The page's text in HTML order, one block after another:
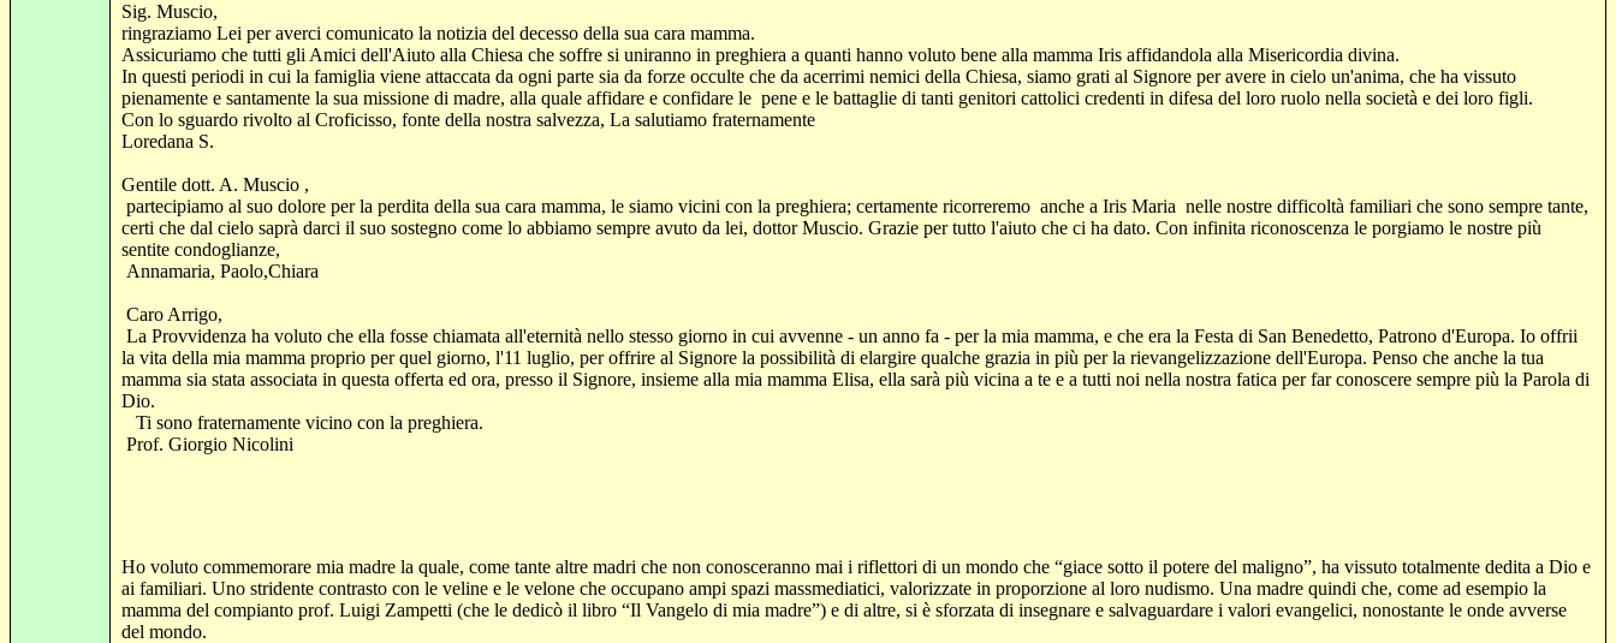
Sig. Muscio,
ringraziamo Lei per averci comunicato la notizia del decesso della sua cara mamma.
Assicuriamo che tutti gli Amici dell'Aiuto alla Chiesa che soffre si uniranno in preghiera a quanti hanno voluto bene alla mamma Iris affidandola alla Misericordia divina.
In questi periodi in cui la famiglia viene attaccata da ogni parte sia da forze occulte che da acerrimi nemici della Chiesa, siamo grati al Signore per avere in cielo un'anima, che ha vissuto
pienamente e santamente la sua missione di madre, alla quale affidare e confidare le pene e le battaglie di tanti genitori cattolici credenti in difesa del loro ruolo nella società e dei loro figli.
Con lo sguardo rivolto al Croficisso, fonte della nostra salvezza, La salutiamo fraternamente
Loredana S.
Gentile dott. A. Muscio ,
partecipiamo al suo dolore per la perdita della sua cara mamma, le siamo vicini con la preghiera; certamente ricorreremo anchea Iris Maria nelle nostre difficoltà familiari che sono sempre tante,
certi che dal cielo saprà darci il suo sostegno come lo abbiamo sempre avuto da lei, dottor Muscio. Grazie per tutto l'aiuto che ci ha dato. Con infinita riconoscenza le porgiamo le nostre più
sentite condoglianze,
Annamaria, Paolo,Chiara
Caro Arrigo,
La Provvidenza ha voluto che ella fosse chiamata all'eternità nello stesso giorno in cui avvenne - un anno fa - per la mia mamma, e che era la Festa di San Benedetto, Patrono d'Europa. Io offrii
la vita della mia mamma proprio per quel giorno, l'11 luglio, per offrire al Signore la possibilità di elargire qualche grazia in più per la rievangelizzazione dell'Europa. Penso che anche la tua
mamma sia stata associata in questa offerta ed ora, presso il Signore, insieme alla mia mamma Elisa, ella sarà più vicina a te e a tutti noi nella nostra fatica per far conoscere sempre più la Parola di
Dio.
Ti sono fraternamente vicino con la preghiera.
Prof.Giorgio Nicolini
Ho voluto commemorare mia madre la quale, come tante altre madri che non conosceranno mai i riflettori di un mondo che “giace sotto il potere del maligno”, ha vissuto totalmente dedita a Dio e
ai familiari. Uno stridente contrasto con le veline e le velone che occupano ampi spazi massmediatici, valorizzate in proporzione al loro nudismo. Una madre quindi che, come ad esempio la
mamma del compianto prof.Luigi Zampetti (che le dedicò il libro “Il Vangelo di mia madre”) e di altre, si è sforzata di insegnare e salvaguardare i valori evangelici, nonostante le onde avverse
del mondo.